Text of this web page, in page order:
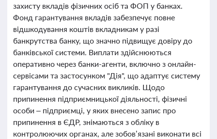
захисту вкладів фізичних осіб та ФОП у банках.
Фонд гарантування вкладів забезпечує повне
відшкодування коштів вкладникам у разі
банкрутства банку, що значно підвищує довіру до
банківської системи. Виплати здійснюються
оперативно через банки-агенти, включно з онлайн-
сервісами та застосунком "Дія", що адаптує систему
гарантування до сучасних викликів. Щодо
припинення підприємницької діяльності, фізичні
особи – підприємці, у яких внесено запис про
припинення в ЄДР, знімаються з обліку в
контролюючих органах, але зобов’язані виконати всі